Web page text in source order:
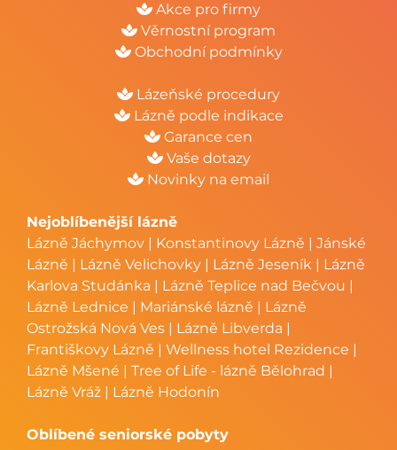
Akce pro firmy
Věrnostní program
Obchodní podmínky
Lázeňské procedury
Lázně podle indikace
Garance cen
Vaše dotazy
Novinky na email
Nejoblíbenější lázně
Lázně Jáchymov
Konstantinovy Lázně
Jánské
Lázně | Lázně Velichovky Lázně Jeseník
Lázně
Karlova Studánka
Lázně Teplice nad Bečvou
Lázně Lednice
Mariánské lázně
Lázně
Ostrožská Nová Ves
Lázně Libverda
Františkovy Lázně | Wellness hotel Rezidence
Lázně Mšené | Tree of Life - lázně Bělohrad
Lázně Vráž | Lázně Hodonín
Oblíbené seniorské pobyty